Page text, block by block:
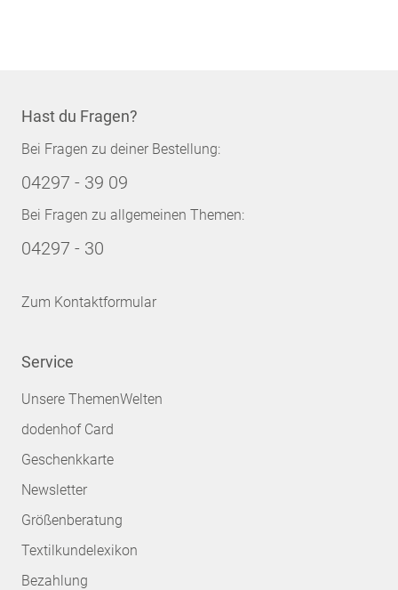
Hast du Fragen?
Bei Fragen zu deiner Bestellung:
04297 - 39 09
Bei Fragen zu allgemeinen Themen:
04297 - 30
Zum Kontaktformular
Service
Unsere ThemenWelten
dodenhof Card
Geschenkkarte
Newsletter
Größenberatung
Textilkundelexikon
Bezahlung